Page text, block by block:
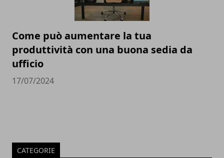
Come può aumentare la tua
produttività con una buona sedia da
ufficio
17/07/2024
CATEGORIE